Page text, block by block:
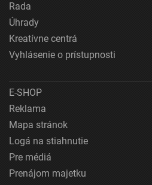
Rada
Úhrady
Kreatívne centrá
Vyhlásenie o prístupnosti
E-SHOP
Reklama
Mapa stránok
Logá na stiahnutie
Pre médiá
Prenájom majetku